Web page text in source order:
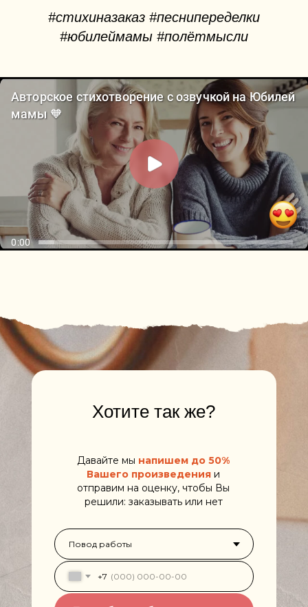
#стихиназаказ #песнипеределки
#юбилеймамы #полётмысли
Хотите так же?
Давайте мы напишем до 50%
Вашего произведения и
отправим на оценку, чтобы Вы
решили: заказывать или нет
+7